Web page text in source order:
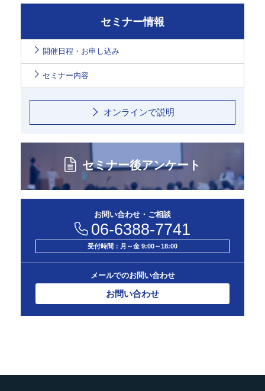
セミナー情報
開催日程・お申し込み
セミナー内容
オンラインで説明
セミナー後アンケート
お問い合わせ・ご相談
06-6388-7741
受付時間：月～金 9:00～18:00
メールでのお問い合わせ
お問い合わせ